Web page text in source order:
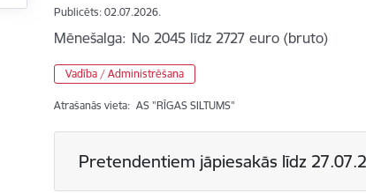
Publicēts: 02.07.2026.
Mēnešalga: No 2045 līdz 2727 euro (bruto)
Vadība / Administrēšana
Atrašanās vieta: AS "RĪGAS SILTUMS"
Pretendentiem jāpiesakās līdz